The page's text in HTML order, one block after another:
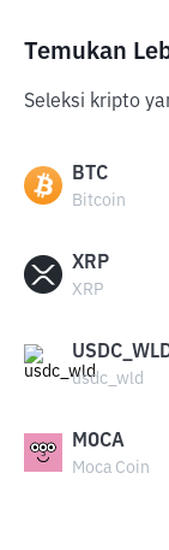
Temukan
Seleksi kripto
BTC
Bitcoin
XRP
XRP
usdc_wld
MOCA
Moca Coin